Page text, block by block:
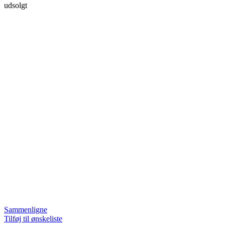
udsolgt
Sammenligne
Tilføj til ønskeliste